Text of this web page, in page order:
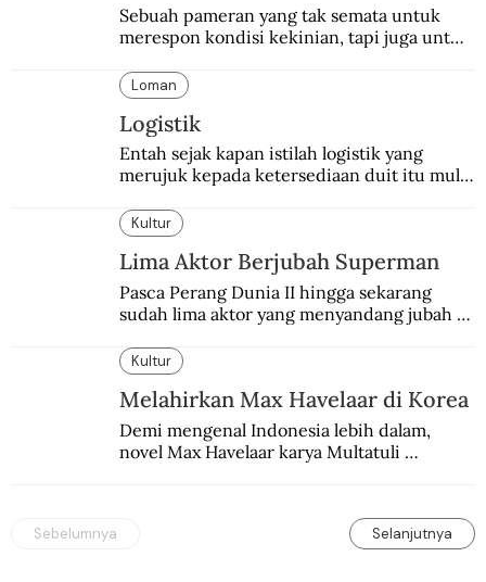
Sebuah pameran yang tak semata untuk
merespon kondisi kekinian, tapi juga untuk
Balai Budaya selaku tempat bersejarah
dalam dunia seni-budaya bangsa.
Loman
Logistik
Entah sejak kapan istilah logistik yang
merujuk kepada ketersediaan duit itu mulai
Kultur
Lima Aktor Berjubah Superman
Pasca Perang Dunia II hingga sekarang
sudah lima aktor yang menyandang jubah
para penggemarnya?
Kultur
Melahirkan Max Havelaar di Korea
Demi mengenal Indonesia lebih dalam,
novel Max Havelaar karya Multatuli
Sebelumnya Selanjutnya